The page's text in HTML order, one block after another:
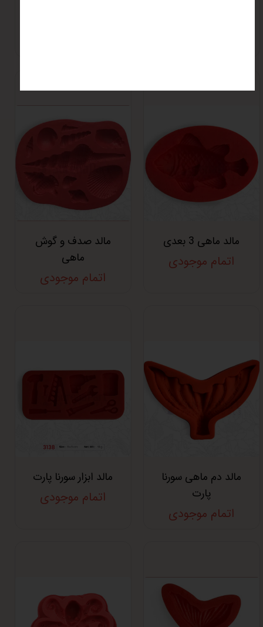
مالد ماهی 3 بعدی
اتمام موجودی
مالد صدف و گوش
ماهی
اتمام موجودی
مالد دم ماهی سورنا
پارت
اتمام موجودی
مالد ابزار سورنا پارت
اتمام موجودی